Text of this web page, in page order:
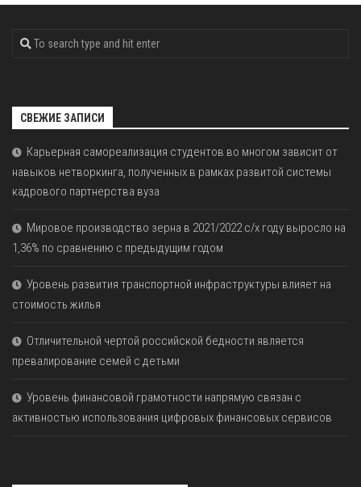
СВЕЖИЕ ЗАПИСИ
Карьерная самореализация студентов во многом зависит от
навыков нетворкинга, полученных в рамках развитой системы
кадрового партнерства вуза
Мировое производство зерна в 2021/2022 с/х году выросло на
1,36% по сравнению с предыдущим годом
Уровень развития транспортной инфраструктуры влияет на
стоимость жилья
Отличительной чертой российской бедности является
превалирование семей с детьми
Уровень финансовой грамотности напрямую связан с
активностью использования цифровых финансовых сервисов